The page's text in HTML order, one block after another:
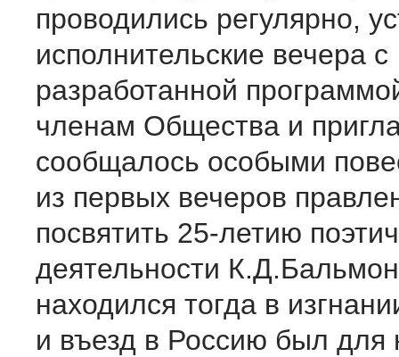
проводились регулярно,
исполнительские вечера с
разработанной
членам Общества и
сообщалось особыми
из первых вечеров
посвятить 25-летию
деятельности
находился тогда в
и въезд в Россию был для